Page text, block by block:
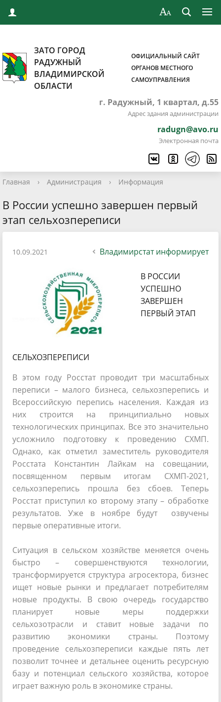
ЗАТО ГОРОД
РАДУЖНЫЙ
ВЛАДИМИРСКОЙ
ОБЛАСТИ
ОФИЦИАЛЬНЫЙ САЙТ
ОРГАНОВ МЕСТНОГО
САМОУПРАВЛЕНИЯ
г. Радужный, 1 квартал, д.55
Адрес здания администрации
radugn@avo.ru
Электронная почта
Главная › Администрация › Информация
В России успешно завершен первый
этап сельхозпереписи
10.09.2021 Владимирстат информирует
В РОССИИ
УСПЕШНО
ЗАВЕРШЕН
ПЕРВЫЙ ЭТАП
СЕЛЬХОЗПЕРЕПИСИ
В этом году Росстат проводит три масштабных
переписи – малого бизнеса, сельхозперепись и
Всероссийскую перепись населения. Каждая из
них строится на принципиально новых
технологических принципах. Все это значительно
усложнило подготовку к проведению СХМП.
Однако, как отметил заместитель руководителя
Росстата Константин Лайкам на совещании,
посвященном первым итогам СХМП-2021,
сельхозперепись прошла без сбоев. Теперь
Росстат приступил ко второму этапу – обработке
результатов. Уже в ноябре будут озвучены
первые оперативные итоги.
Ситуация в сельском хозяйстве меняется очень
быстро – совершенствуются технологии,
трансформируется структура агросектора, бизнес
ищет новые рынки и предлагает потребителям
новые продукты. В свою очередь государство
планирует новые меры поддержки
сельхозотрасли и ставит новые задачи по
развитию экономики страны. Поэтому
проведение сельхозпереписи каждые пять лет
позволит точнее и детальнее оценить ресурсную
базу и потенциал сельского хозяйства, которое
играет важную роль в экономике страны.